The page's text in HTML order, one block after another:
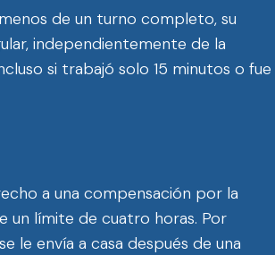
de un turno completo, su
independientemente de la
si trabajó solo 15 minutos o fue
a una compensación por la
un límite de cuatro horas. Por
le envía a casa después de una